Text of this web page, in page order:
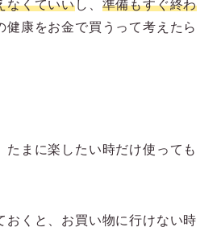
なくていいし、 準備もすぐ終わ
健康をお金で買うって考えたら
たまに楽したい時だけ使っても
おくと、お買い物に行けない時